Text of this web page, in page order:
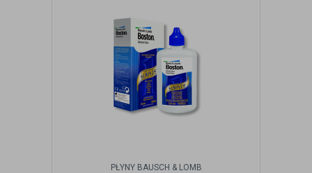
PŁYNY BAUSCH & LOMB